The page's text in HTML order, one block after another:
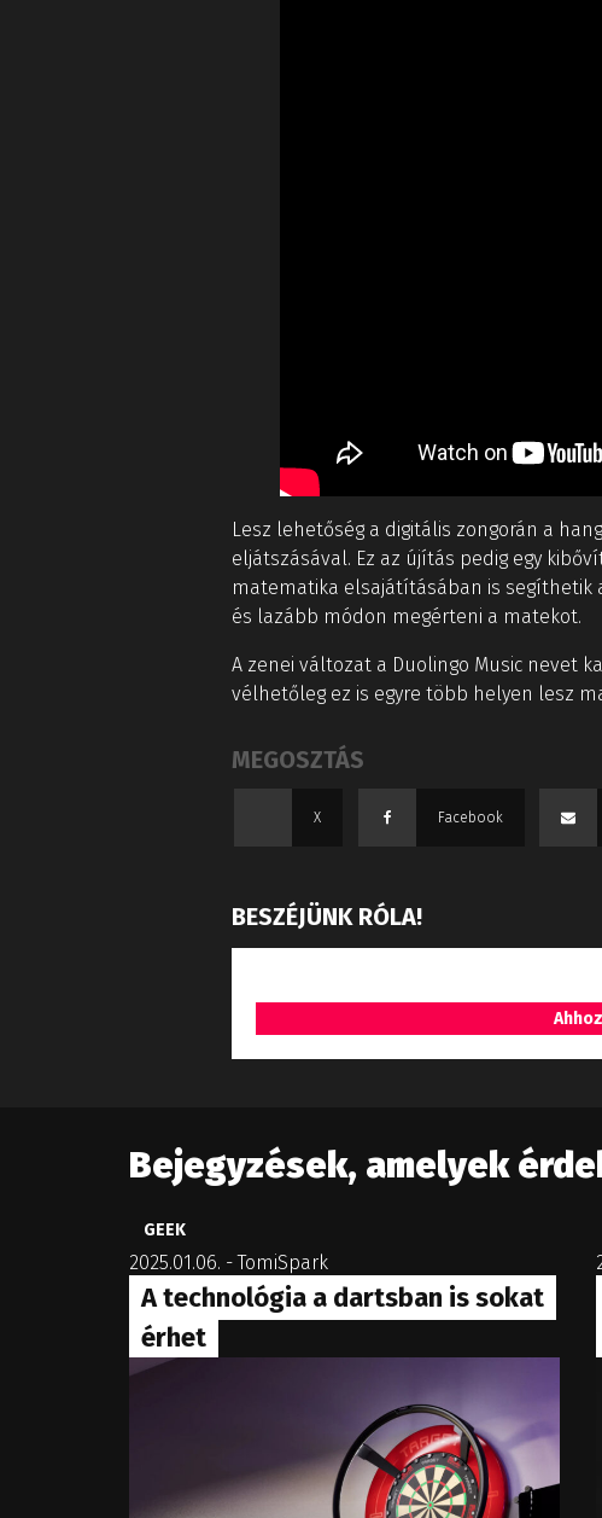
Lesz lehetőség a digitális zongorán a
eljátszásával. Ez az újítás pedig egy
matematika elsajátításában is segíthetik
és lazább módon megérteni a matekot.
A zenei változat a Duolingo Music nevet
vélhetőleg ez is egyre több helyen lesz
MEGOSZTÁS
X Facebook
BESZÉJÜNK RÓLA!
Bejegyzések, amelyek
GEEK
2025.01.06. -TomiSpark
A technológia a dartsban is sokat
érhet